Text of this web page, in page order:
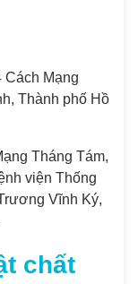
Mạng
Thành phố Hồ
Tháng Tám,
viện Thống
Vĩnh Ký,
chất